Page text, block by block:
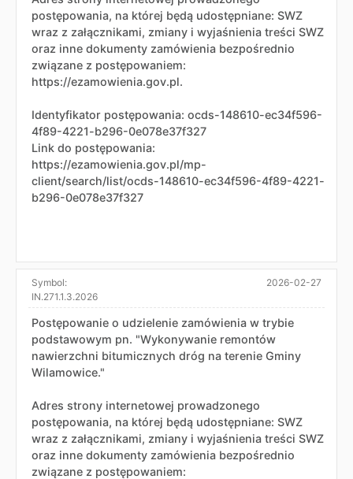
postępowania, na której będą udostępniane: SWZ
wraz z załącznikami, zmiany i wyjaśnienia treści SWZ
oraz inne dokumenty zamówienia bezpośrednio
związane z postępowaniem:
https://ezamowienia.gov.pl.
Identyfikator postępowania: ocds-148610-ec34f596-
4f89-4221-b296-0e078e37f327
Link do postępowania:
https://ezamowienia.gov.pl/mp-
client/search/list/ocds-148610-ec34f596-4f89-4221-
b296-0e078e37f327
Symbol:
IN.271.1.3.2026
2026-02-27
Postępowanie o udzielenie zamówienia w trybie
podstawowym pn. "Wykonywanie remontów
nawierzchni bitumicznych dróg na terenie Gminy
Wilamowice."
Adres strony internetowej prowadzonego
postępowania, na której będą udostępniane: SWZ
wraz z załącznikami, zmiany i wyjaśnienia treści SWZ
oraz inne dokumenty zamówienia bezpośrednio
związane z postępowaniem: